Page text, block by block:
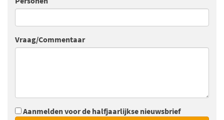
Vraag/Commentaar
Aanmelden voor de halfjaarlijkse nieuwsbrief